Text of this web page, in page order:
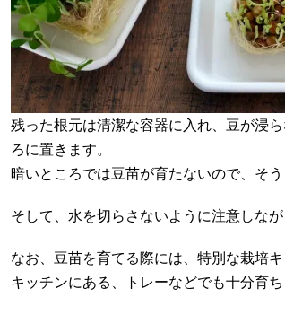
残った根元は清潔な容器に入れ、豆が浸
ろに置きます。
暗いところでは豆苗が育たないので、そ
そして、水を切らさないように注意しな
なお、豆苗を育てる際には、特別な栽培
キッチンにある、トレーなどでも十分育ち